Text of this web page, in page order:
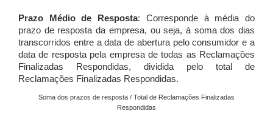
Prazo Médio de Resposta: Corresponde à média do
prazo de resposta da empresa, ou seja, à soma dos dias
transcorridos entre a data de abertura pelo consumidor e a
data de resposta pela empresa de todas as Reclamações
Finalizadas Respondidas, dividida pelo total de
Reclamações Finalizadas Respondidas.
Soma dos prazos de resposta / Total de Reclamações Finalizadas
Respondidas